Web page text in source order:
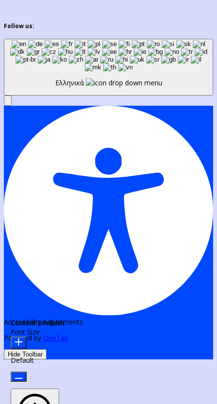
Follow us:
Ελληνικά
Accessibility Adjustments
Powered by OneTap
Hide Toolbar
Content Modules
Font Size
Default